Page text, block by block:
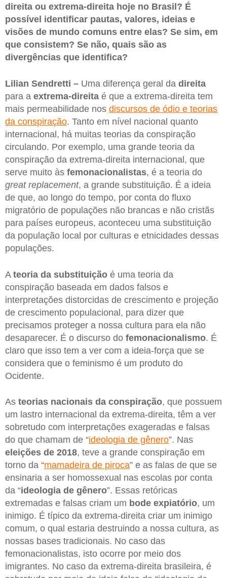
direita ou extrema-direita hoje no Brasil? É
possível identificar pautas, valores, ideias e
visões de mundo comuns entre elas? Se sim, em
que consistem? Se não, quais são as
divergências que identifica?
Lilian Sendretti – Uma diferença geral da direita
para a extrema-direita é que a extrema-direita tem
mais permeabilidade nos discursos de ódio e teorias
da conspiração. Tanto em nível nacional quanto
internacional, há muitas teorias da conspiração
circulando. Por exemplo, uma grande teoria da
conspiração da extrema-direita internacional, que
serve muito às femonacionalistas, é a teoria do
great replacement, a grande substituição. É a ideia
de que, ao longo do tempo, por conta do fluxo
migratório de populações não brancas e não cristãs
para países europeus, aconteceu uma substituição
da população local por culturas e etnicidades dessas
populações.
A teoria da substituição é uma teoria da
conspiração baseada em dados falsos e
interpretações distorcidas de crescimento e projeção
de crescimento populacional, para dizer que
precisamos proteger a nossa cultura para ela não
desaparecer. É o discurso do femonacionalismo. É
claro que isso tem a ver com a ideia-força que se
considera que o feminismo é um produto do
Ocidente.
As teorias nacionais da conspiração, que possuem
um lastro internacional da extrema-direita, têm a ver
sobretudo com interpretações exageradas e falsas
do que chamam de “ideologia de gênero”. Nas
eleições de 2018, teve a grande conspiração em
torno da “mamadeira de piroca” e as falas de que se
ensinaria a ser homossexual nas escolas por conta
da “ideologia de gênero”. Essas retóricas
extremadas e falsas criam um bode expiatório, um
inimigo. É típico da extrema-direita criar um inimigo
comum, o qual estaria destruindo a nossa cultura, as
nossas bases tradicionais. No caso das
femonacionalistas, isto ocorre por meio dos
imigrantes. No caso da extrema-direita brasileira, é